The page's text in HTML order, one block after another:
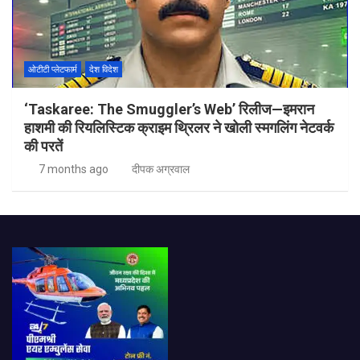
ओटीटी प्लेटफार्म देश विदेश
‘Taskaree: The Smuggler’s Web’ रिलीज—इमरान
हाशमी की रियलिस्टिक क्राइम थ्रिलर ने खोली स्मगलिंग नेटवर्क
की परतें
7 months ago दीपक अग्रवाल